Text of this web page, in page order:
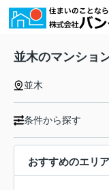
並木のマンショ
並木
条件から探す
おすすめのエリア